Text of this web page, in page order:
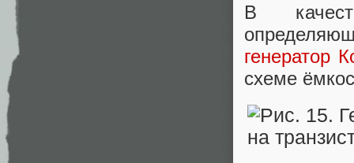
В
генератор
схеме